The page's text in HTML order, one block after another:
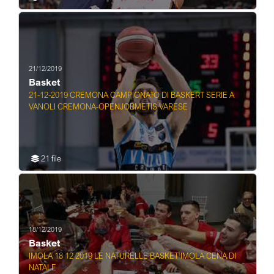
21/12/2019
Basket
21-12-2019 CREMONA CAMPIONATO DI BASKERT SERIE A
VANOLI CREMONA-OPENJOBMETIS VARESE
21 file
18/12/2019
Basket
IMOLA 18 12 2019 LE NATURELLE BASKET IMOLA CENA DI
NATALE